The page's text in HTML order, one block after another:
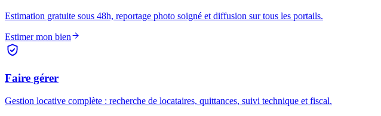
Estimation gratuite sous 48h, reportage photo soigné et diffusion sur tous les portails.
Estimer mon bien
Faire gérer
Gestion locative complète : recherche de locataires, quittances, suivi technique et fiscal.